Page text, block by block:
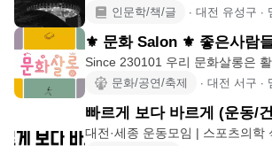
사람들의 모임 입니
인문학/책/글 ∙ 대전 유성구 ∙
⚜️ 문화 Salon ⚜️ 좋은사람
Since 230101 우리 문화살롱은 활동의사가 있고, 애정
과 애착을
문화/공연/축제 ∙ 대전 서구 ∙
빠르게 보다 바르게 (운동/
대전·세종 운동모임 | 스포츠의학